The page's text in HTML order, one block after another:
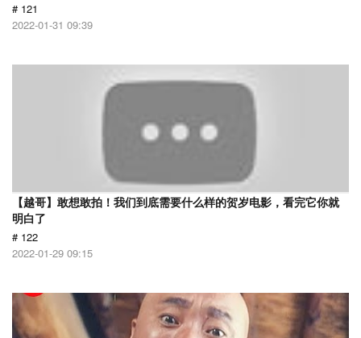
# 121
2022-01-31 09:39
【越哥】敢想敢拍！我们到底需要什么样的贺岁电影，看完它你就
明白了
# 122
2022-01-29 09:15